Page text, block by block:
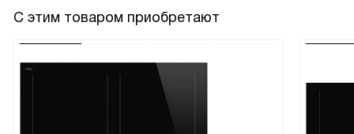
С этим товаром приобретают